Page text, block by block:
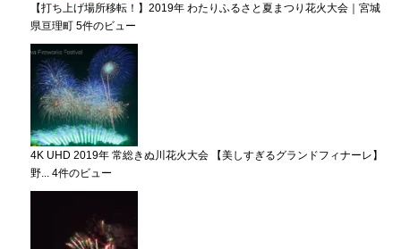
【打ち上げ場所移転！】2019年 わたりふるさと夏まつり花火大会｜宮城
県亘理町 5件のビュー
4K UHD 2019年 常総きぬ川花火大会 【美しすぎるグランドフィナーレ】
野... 4件のビュー